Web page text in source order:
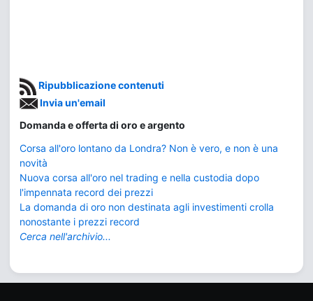
Ripubblicazione contenuti
Invia un'email
Domanda e offerta di oro e argento
Corsa all'oro lontano da Londra? Non è vero, e non è una
novità
Nuova corsa all'oro nel trading e nella custodia dopo
l'impennata record dei prezzi
La domanda di oro non destinata agli investimenti crolla
nonostante i prezzi record
Cerca nell'archivio...